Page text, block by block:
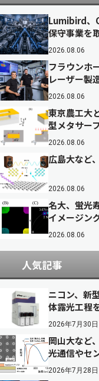
Lumibird、
保守事業を
2026.08.06
フラウンホ
レーザー製
2026.08.06
東京農工大
型メタサー
2026.08.06
広島大など
2026.08.06
名大、蛍光
イメージン
2026.08.06
人気記事
ニコン、新
体露光工程
2026年7月30日
岡山大など
光通信やセ
2026年7月28日